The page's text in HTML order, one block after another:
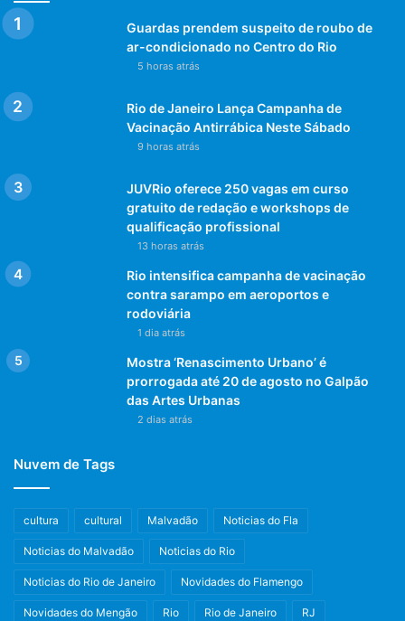
Guardas prendem suspeito de roubo de
ar-condicionado no Centro do Rio
5 horas atrás
Rio de Janeiro Lança Campanha de
Vacinação Antirrábica Neste Sábado
9 horas atrás
JUVRio oferece 250 vagas em curso
gratuito de redação e workshops de
qualificação profissional
13 horas atrás
Rio intensifica campanha de vacinação
contra sarampo em aeroportos e
rodoviária
1 dia atrás
Mostra ‘Renascimento Urbano’ é
prorrogada até 20 de agosto no Galpão
das Artes Urbanas
2 dias atrás
Nuvem de Tags
cultura cultural Malvadão Noticias do Fla
Noticias do Malvadão Noticias do Rio
Noticias do Rio de Janeiro Novidades do Flamengo
Novidades do Mengão Rio Rio de Janeiro RJ